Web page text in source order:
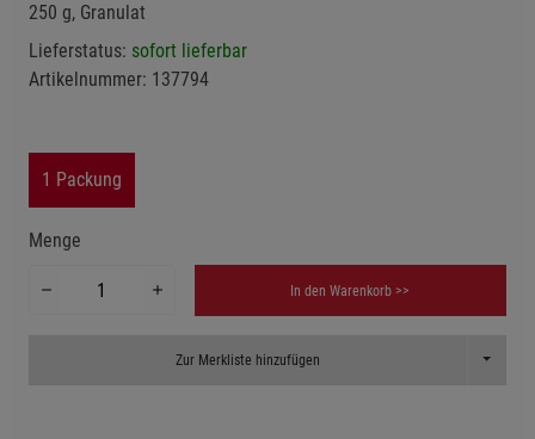
250 g, Granulat
Lieferstatus: sofort lieferbar
Artikelnummer: 137794
1 Packung
Menge
In den Warenkorb >>
Zur Merkliste hinzufügen Toggle